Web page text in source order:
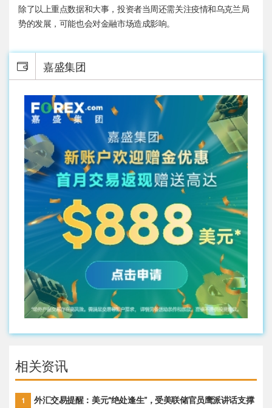
除了以上重点数据和大事，投资者当周还需关注疫情和乌克兰局
势的发展，可能也会对金融市场造成影响。
嘉盛集团
相关资讯
1 外汇交易提醒：美元“绝处逢生”，受美联储官员鹰派讲话支撑